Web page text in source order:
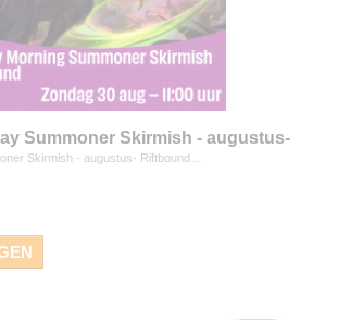
Summoner Skirmish - augustus-
Skirmish - augustus- Riftbound…